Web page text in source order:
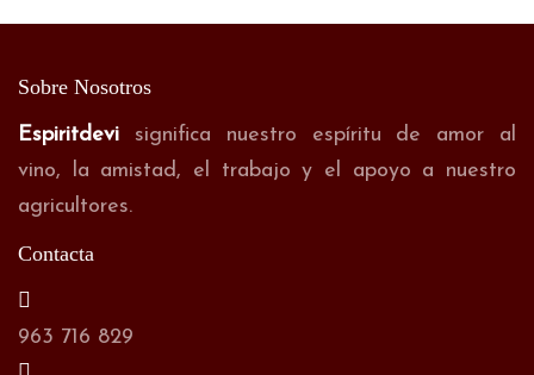
Sobre Nosotros
Espiritdevi significa nuestro espíritu de amor al
vino, la amistad, el trabajo y el apoyo a nuestro
agricultores.
Contacta
963 716 829